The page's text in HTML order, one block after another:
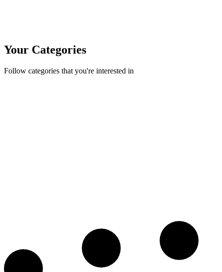
Your Categories
Follow categories that you're interested in